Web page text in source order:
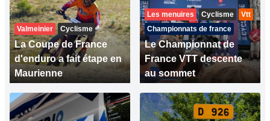
Valmeinier Cyclisme
La Coupe de France
d'enduro a fait étape en
Maurienne
Les menuires Cyclisme
Vtt
Championnats de france
Le Championnat de
France VTT descente
au sommet